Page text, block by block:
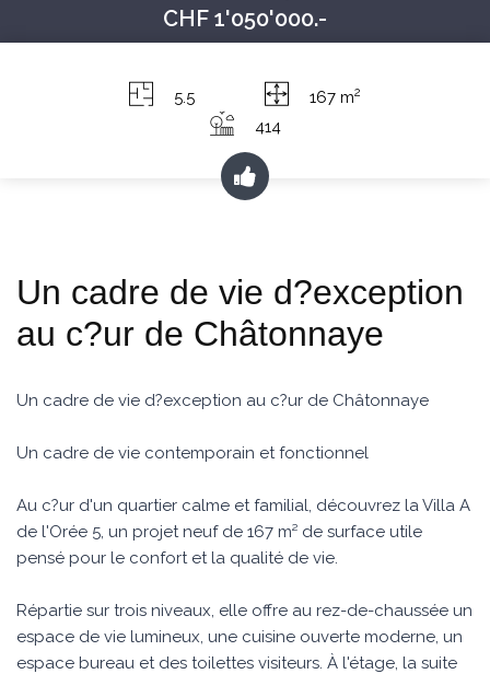
CHF 1'050'000.-
5.5 167 m2
414
Un cadre de vie d?exception
au c?ur de Châtonnaye
Un cadre de vie d?exception au c?ur de Châtonnaye
Un cadre de vie contemporain et fonctionnel
Au c?ur d'un quartier calme et familial, découvrez la Villa A
de l'Orée 5, un projet neuf de 167 m² de surface utile
pensé pour le confort et la qualité de vie.
Répartie sur trois niveaux, elle offre au rez-de-chaussée un
espace de vie lumineux, une cuisine ouverte moderne, un
espace bureau et des toilettes visiteurs. À l'étage, la suite